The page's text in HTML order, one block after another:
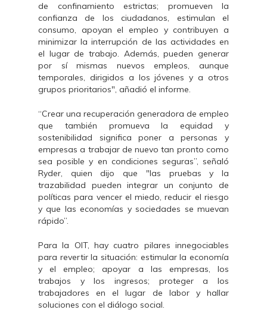
de confinamiento estrictas; promueven la
confianza de los ciudadanos, estimulan el
consumo, apoyan el empleo y contribuyen a
minimizar la interrupción de las actividades en
el lugar de trabajo. Además, pueden generar
por sí mismas nuevos empleos, aunque
temporales, dirigidos a los jóvenes y a otros
grupos prioritarios", añadió el informe.
“Crear una recuperación generadora de empleo
que también promueva la equidad y
sostenibilidad significa poner a personas y
empresas a trabajar de nuevo tan pronto como
sea posible y en condiciones seguras”, señaló
Ryder, quien dijo que "las pruebas y la
trazabilidad pueden integrar un conjunto de
políticas para vencer el miedo, reducir el riesgo
y que las economías y sociedades se muevan
rápido”.
Para la OIT, hay cuatro pilares innegociables
para revertir la situación: estimular la economía
y el empleo; apoyar a las empresas, los
trabajos y los ingresos; proteger a los
trabajadores en el lugar de labor y hallar
soluciones con el diálogo social.